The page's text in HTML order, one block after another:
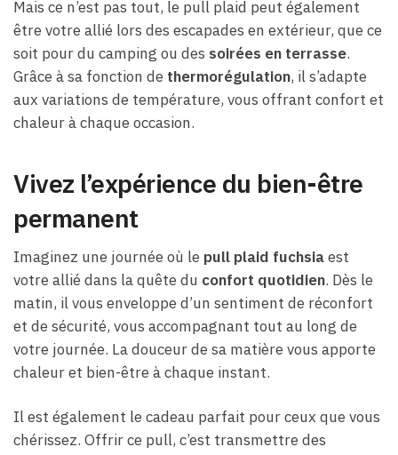
Mais ce n’est pas tout, le pull plaid peut également
être votre allié lors des escapades en extérieur, que ce
soit pour du camping ou des soirées en terrasse.
Grâce à sa fonction de thermorégulation, il s’adapte
aux variations de température, vous offrant confort et
chaleur à chaque occasion.
Vivez l’expérience du bien-être
permanent
Imaginez une journée où le pull plaid fuchsiaest
votre allié dans la quête du confort quotidien. Dès le
matin, il vous enveloppe d’un sentiment de réconfort
et de sécurité, vous accompagnant tout au long de
votre journée. La douceur de sa matière vous apporte
chaleur et bien-être à chaque instant.
Il est également le cadeau parfait pour ceux que vous
chérissez. Offrir ce pull, c’est transmettre des